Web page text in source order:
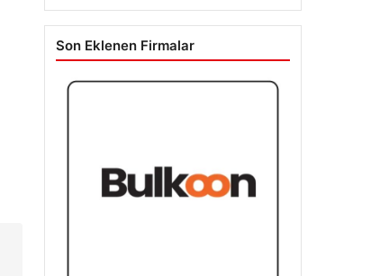
Son Eklenen Firmalar